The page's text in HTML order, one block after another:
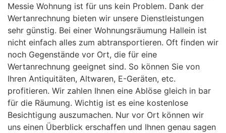
Messie Wohnung ist für uns kein Problem. Dank der
Wertanrechnung bieten wir unsere Dienstleistungen
sehr günstig. Bei einer Wohnungsräumung Hallein ist
nicht einfach alles zum abtransportieren. Oft finden wir
noch Gegenstände vor Ort, die für eine
Wertanrechnung geeignet sind. So können Sie von
Ihren Antiquitäten, Altwaren, E-Geräten, etc.
profitieren. Wir zahlen Ihnen eine Ablöse gleich in bar
für die Räumung. Wichtig ist es eine kostenlose
Besichtigung auszumachen. Nur vor Ort können wir
uns einen Überblick erschaffen und Ihnen genau sagen